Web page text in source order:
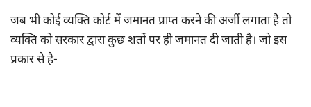
जब भी कोई व्यक्ति कोर्ट में जमानत प्राप्त करने की अर्जी लगाता है तो
व्यक्ति को सरकार द्वारा कुछ शर्तों पर ही जमानत दी जाती है। जो इस
प्रकार से है-